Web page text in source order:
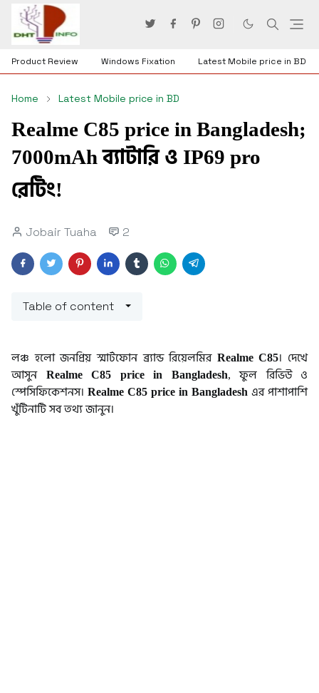
Product Review Windows Fixation Latest Mobile price in BD
Home Latest Mobile price in BD
Realme C85 price in Bangladesh;
7000mAh ব্যাটারি ও IP69 pro
রেটিং!
Jobair Tuaha 2
Table of content
লঞ্চ হলো জনপ্রিয় স্মার্টফোন ব্র্যান্ড রিয়েলমির Realme C85। দেখে
আসুন Realme C85 price in Bangladesh, ফুল রিভিউ ও
স্পেসিফিকেশনস। Realme C85 price in Bangladesh এর পাশাপাশি
খুঁটিনাটি সব তথ্য জানুন।